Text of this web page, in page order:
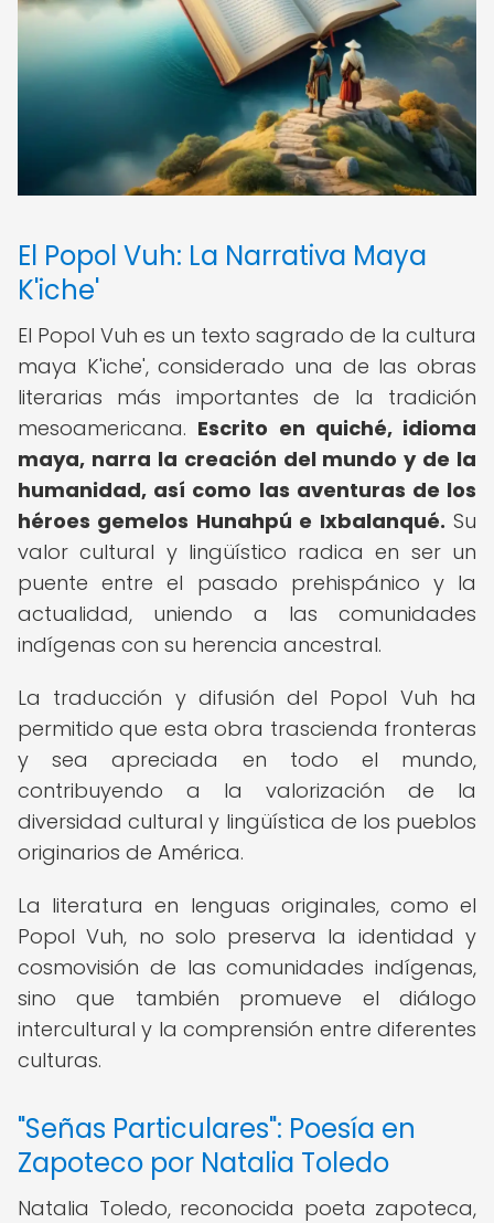
El Popol Vuh: La Narrativa Maya
K'iche'
El Popol Vuh es un texto sagrado de la cultura
maya K'iche', considerado una de las obras
literarias más importantes de la tradición
mesoamericana. Escrito en quiché, idioma
maya, narra la creación del mundo y de la
humanidad, así como las aventuras de los
héroes gemelos Hunahpú e Ixbalanqué. Su
valor cultural y lingüístico radica en ser un
puente entre el pasado prehispánico y la
actualidad, uniendo a las comunidades
indígenas con su herencia ancestral.
La traducción y difusión del Popol Vuh ha
permitido que esta obra trascienda fronteras
y sea apreciada en todo el mundo,
contribuyendo a la valorización de la
diversidad cultural y lingüística de los pueblos
originarios de América.
La literatura en lenguas originales, como el
Popol Vuh, no solo preserva la identidad y
cosmovisión de las comunidades indígenas,
sino que también promueve el diálogo
intercultural y la comprensión entre diferentes
culturas.
"Señas Particulares": Poesía en
Zapoteco por Natalia Toledo
Natalia Toledo, reconocida poeta zapoteca,